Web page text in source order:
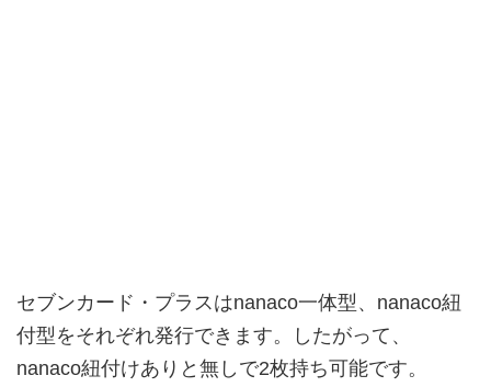
セブンカード・プラスはnanaco一体型、nanaco紐
付型をそれぞれ発行できます。したがって、
nanaco紐付けありと無しで2枚持ち可能です。